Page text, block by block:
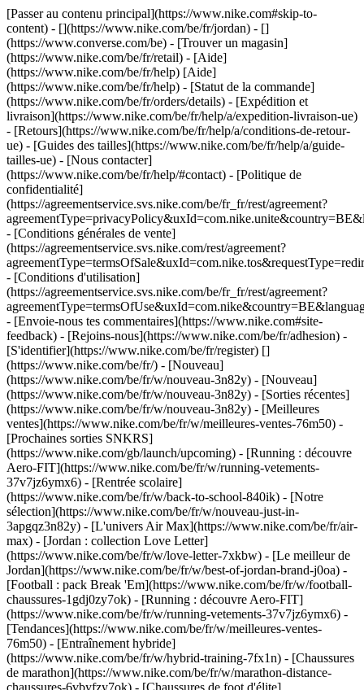
[Passer au contenu principal](https://www.nike.com#skip-to-
content) - [](https://www.nike.com/be/fr/jordan) - []
(https://www.converse.com/be) - [Trouver un magasin]
(https://www.nike.com/be/fr/retail) - [Aide]
(https://www.nike.com/be/fr/help) [Aide]
(https://www.nike.com/be/fr/help) - [Statut de la commande]
(https://www.nike.com/be/fr/orders/details) - [Expédition et
livraison](https://www.nike.com/be/fr/help/a/expedition-livraison-ue)
- [Retours](https://www.nike.com/be/fr/help/a/conditions-de-retour-
ue) - [Guides des tailles](https://www.nike.com/be/fr/help/a/guide-
tailles-ue) - [Nous contacter]
(https://www.nike.com/be/fr/help/#contact) - [Politique de
confidentialité]
(https://agreementservice.svs.nike.com/be/fr_fr/rest/agreement?
- [Conditions générales de vente]
(https://agreementservice.svs.nike.com/rest/agreement?
- [Conditions d'utilisation]
(https://agreementservice.svs.nike.com/be/fr_fr/rest/agreement?
- [Envoie-nous tes commentaires](https://www.nike.com#site-
feedback) - [Rejoins-nous](https://www.nike.com/be/fr/adhesion) -
[S'identifier](https://www.nike.com/be/fr/register) []
(https://www.nike.com/be/fr/) - [Nouveau]
(https://www.nike.com/be/fr/w/nouveau-3n82y) - [Nouveau]
(https://www.nike.com/be/fr/w/nouveau-3n82y) - [Sorties récentes]
(https://www.nike.com/be/fr/w/nouveau-3n82y) - [Meilleures
ventes](https://www.nike.com/be/fr/w/meilleures-ventes-76m50) -
[Prochaines sorties SNKRS]
(https://www.nike.com/gb/launch/upcoming) - [Running : découvre
Aero-FIT](https://www.nike.com/be/fr/w/running-vetements-
37v7jz6ymx6) - [Rentrée scolaire]
(https://www.nike.com/be/fr/w/back-to-school-840ik) - [Notre
sélection](https://www.nike.com/be/fr/w/nouveau-just-in-
3apgqz3n82y) - [L'univers Air Max](https://www.nike.com/be/fr/air-
max) - [Jordan : collection Love Letter]
(https://www.nike.com/be/fr/w/love-letter-7xkbw) - [Le meilleur de
Jordan](https://www.nike.com/be/fr/w/best-of-jordan-brand-j0oa) -
[Football : pack Break 'Em](https://www.nike.com/be/fr/w/football-
chaussures-1gdj0zy7ok) - [Running : découvre Aero-FIT]
(https://www.nike.com/be/fr/w/running-vetements-37v7jz6ymx6) -
[Tendances](https://www.nike.com/be/fr/w/meilleures-ventes-
76m50) - [Entraînement hybride]
(https://www.nike.com/be/fr/w/hybrid-training-7fx1n) - [Chaussures
de marathon](https://www.nike.com/be/fr/w/marathon-distance-
chaussures-6vbyfzy7ok) - [Chaussures de foot d'élite]